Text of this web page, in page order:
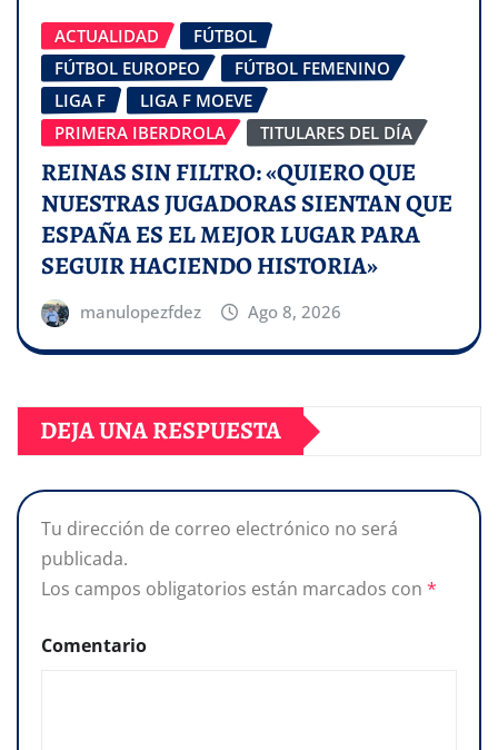
ACTUALIDAD
FÚTBOL
FÚTBOL EUROPEO
FÚTBOL FEMENINO
LIGA F
LIGA F MOEVE
PRIMERA IBERDROLA
TITULARES DEL DÍA
REINAS SIN FILTRO: «QUIERO QUE
NUESTRAS JUGADORAS SIENTAN QUE
ESPAÑA ES EL MEJOR LUGAR PARA
SEGUIR HACIENDO HISTORIA»
manulopezfdez Ago 8, 2026
DEJA UNA RESPUESTA
Tu dirección de correo electrónico no será
publicada.
Los campos obligatorios están marcados con *
Comentario